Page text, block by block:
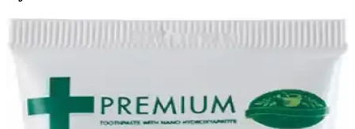
Aft Spreyleri ve Yara İyileşme Sürecine Etkileri
Aft spreyleri, ağız içi yaraların ağrı hafifletici ve iyileşmeyi
destekleyici özellikleriyle öne çıkar. Doğru kullanımla yara iyileşme
sürecini kolaylaştırır ve yaşam kalitesini artırır.